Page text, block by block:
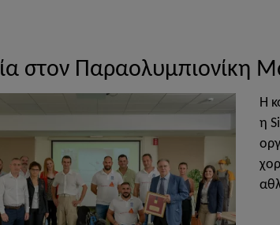
στον Παραολυμπιονίκη
Η
η